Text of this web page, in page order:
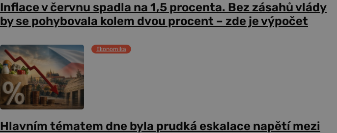
Inflace v červnu spadla na 1,5 procenta. Bez zásahů vlády
by se pohybovala kolem dvou procent – zde je výpočet
Ekonomika
Hlavním tématem dne byla prudká eskalace napětí mezi